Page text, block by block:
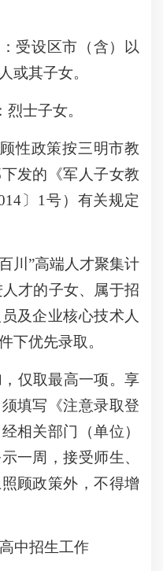
受设区市（含）以
或其子女。
士子女。
性政策按三明市教
发的《军人子女教
〕1号）有关规定
川”高端人才聚集计
才的子女、属于招
及企业核心技术人
下优先录取。
仅取最高一项。享
填写《注意录取登
相关部门（单位）
一周，接受师生、
顾政策外，不得增
中招生工作